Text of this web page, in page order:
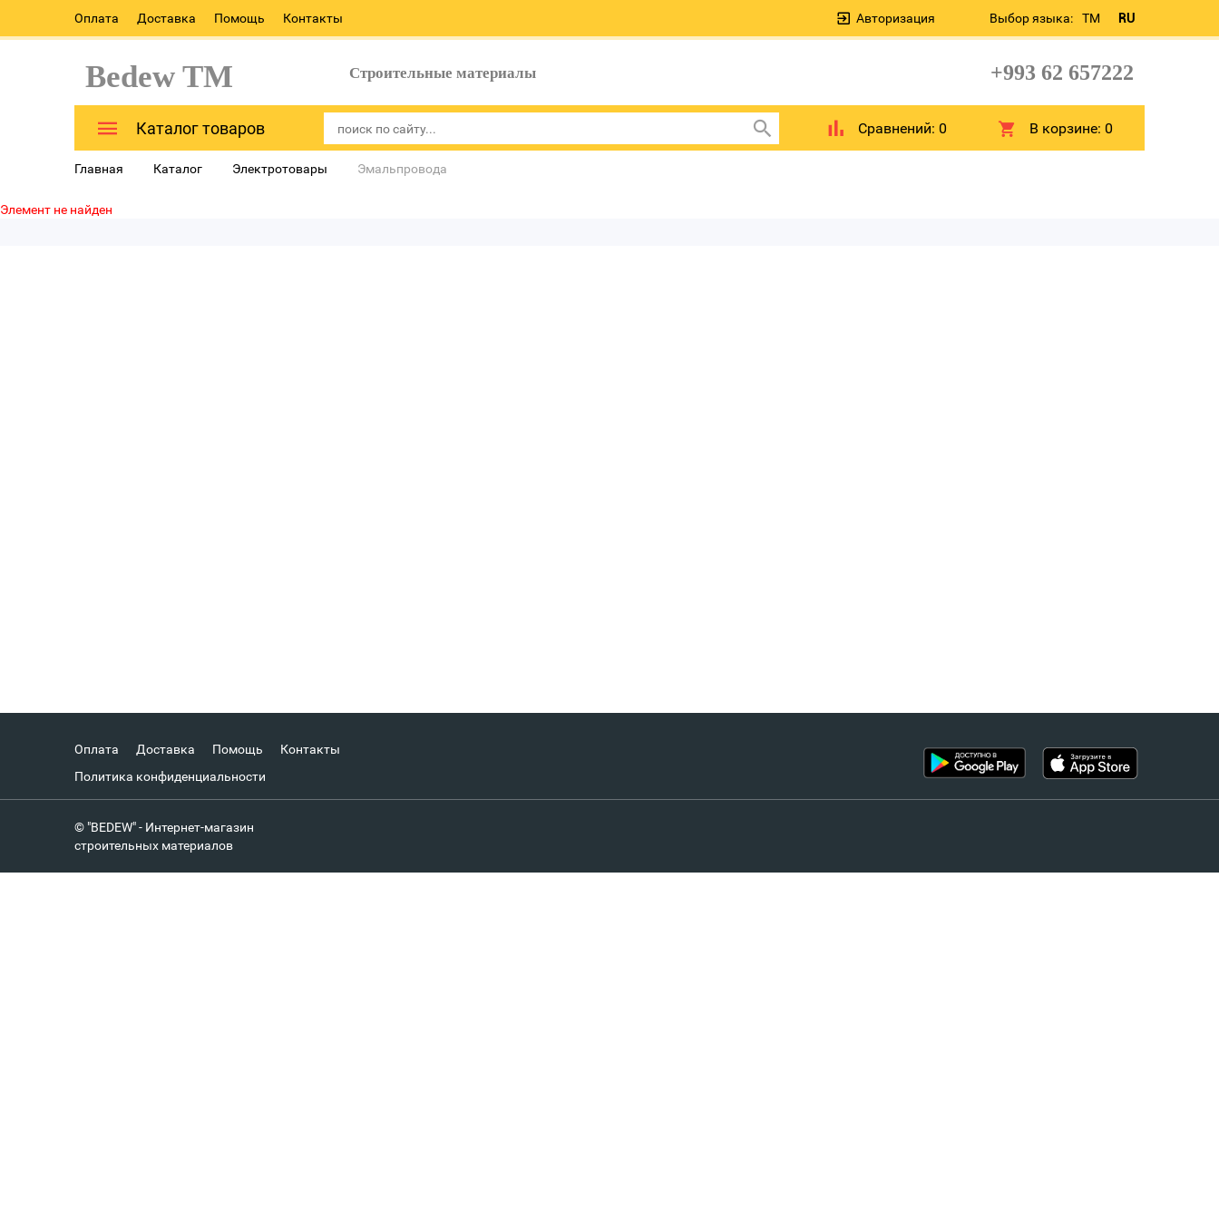
Оплата Доставка Помощь Контакты Выбор языка: TM RU
Авторизация
Bedew TM Строительные материалы +993 62 657222
Каталог товаров Сравнений: 0 В корзине:0
Главная Каталог Электротовары Эмальпровода
Элемент не найден
Оплата Доставка Помощь
Контакты
Политика конфиденциальности
© "BEDEW" - Интернет-магазин
строительных материалов